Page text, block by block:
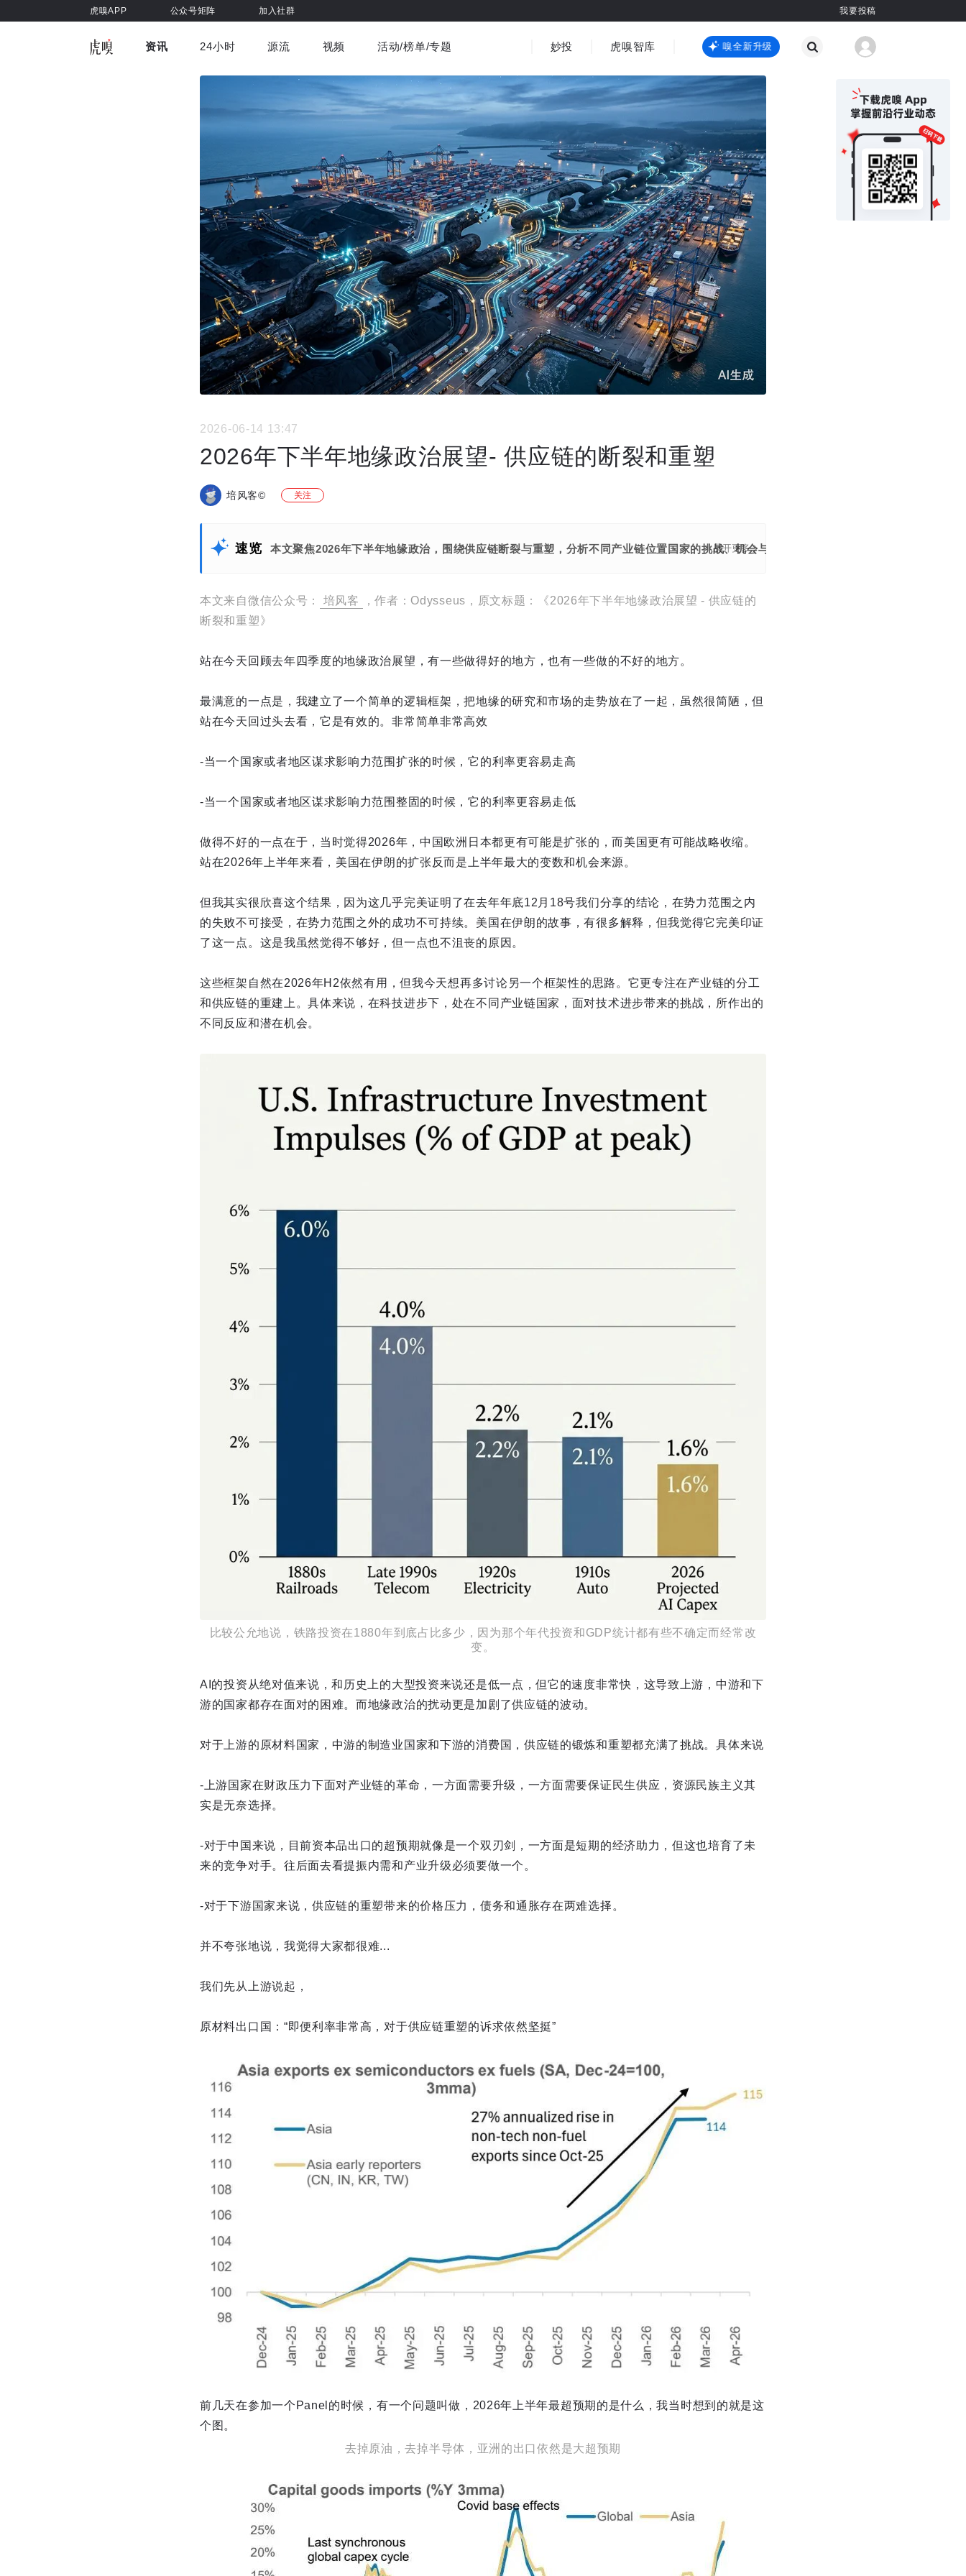
虎嗅APP 公众号矩阵 加入社群 我要投稿
资讯
车与出行 商业消费 社会文化 金融财经 出海
国际热点
书影音 医疗 3C数码 其他
24小时 源流 视频
虎嗅视界 视频精选
活动/榜单/专题 妙投 虎嗅智库 虎嗅嗅全新升级 虎嗅嗅全新升级
2026-06-14 13:47
2026年下半年地缘政治展望- 供应链的断裂和重塑
培风客© 关注
速览 本文聚焦2026年下半年地缘政治，围绕供应链断裂与重塑，分析不同产业链位置国家的挑战、机会与长期趋势。
展开更多
本文来自微信公众号： 培风客
，作者：Odysseus，原文标题：《2026年下半年地缘政治展望 - 供应链的
断裂和重塑》
站在今天回顾去年四季度的地缘政治展望，有一些做得好的地方，也有一些做的不好的地方。
最满意的一点是，我建立了一个简单的逻辑框架，把地缘的研究和市场的走势放在了一起，虽然很简陋，但
站在今天回过头去看，它是有效的。非常简单非常高效
-当一个国家或者地区谋求影响力范围扩张的时候，它的利率更容易走高
-当一个国家或者地区谋求影响力范围整固的时候，它的利率更容易走低
做得不好的一点在于，当时觉得2026年，中国欧洲日本都更有可能是扩张的，而美国更有可能战略收缩。
站在2026年上半年来看，美国在伊朗的扩张反而是上半年最大的变数和机会来源。
但我其实很欣喜这个结果，因为这几乎完美证明了在去年年底12月18号我们分享的结论，在势力范围之内
的失败不可接受，在势力范围之外的成功不可持续。美国在伊朗的故事，有很多解释，但我觉得它完美印证
了这一点。这是我虽然觉得不够好，但一点也不沮丧的原因。
这些框架自然在2026年H2依然有用，但我今天想再多讨论另一个框架性的思路。它更专注在产业链的分工
和供应链的重建上。具体来说，在科技进步下，处在不同产业链国家，面对技术进步带来的挑战，所作出的
不同反应和潜在机会。
比较公允地说，铁路投资在1880年到底占比多少，因为那个年代投资和GDP统计都有些不确定而经常改
变。
AI的投资从绝对值来说，和历史上的大型投资来说还是低一点，但它的速度非常快，这导致上游，中游和下
游的国家都存在面对的困难。而地缘政治的扰动更是加剧了供应链的波动。
对于上游的原材料国家，中游的制造业国家和下游的消费国，供应链的锻炼和重塑都充满了挑战。具体来说
-上游国家在财政压力下面对产业链的革命，一方面需要升级，一方面需要保证民生供应，资源民族主义其
实是无奈选择。
-对于中国来说，目前资本品出口的超预期就像是一个双刃剑，一方面是短期的经济助力，但这也培育了未
来的竞争对手。往后面去看提振内需和产业升级必须要做一个。
-对于下游国家来说，供应链的重塑带来的价格压力，债务和通胀存在两难选择。
并不夸张地说，我觉得大家都很难...
我们先从上游说起，
原材料出口国：“即便利率非常高，对于供应链重塑的诉求依然坚挺”
前几天在参加一个Panel的时候，有一个问题叫做，2026年上半年最超预期的是什么，我当时想到的就是这
个图。
去掉原油，去掉半导体，亚洲的出口依然是大超预期